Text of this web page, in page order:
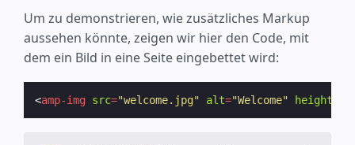
Um zu demonstrieren, wie zusätzliches Markup
aussehen könnte, zeigen wir hier den Code, mit
dem ein Bild in eine Seite eingebettet wird:
<amp-img src="welcome.jpg" alt="Welcome" height